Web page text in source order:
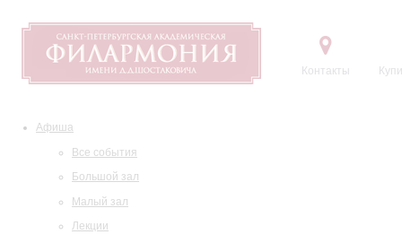
Контакты
Афиша
Все события
Большой зал
Малый зал
Лекции